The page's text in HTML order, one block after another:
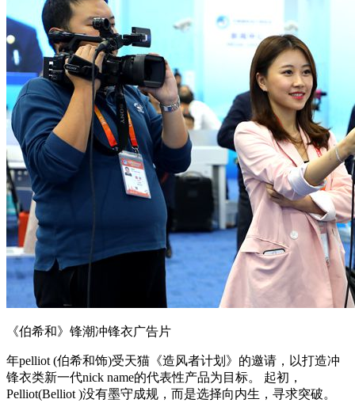
《伯希和》锋潮冲锋衣广告片
年pelliot (伯希和饰)受天猫《造风者计划》的邀请，以打造冲
锋衣类新一代nick name的代表性产品为目标。 起初，
Pelliot(Belliot )没有墨守成规，而是选择向内生，寻求突破。